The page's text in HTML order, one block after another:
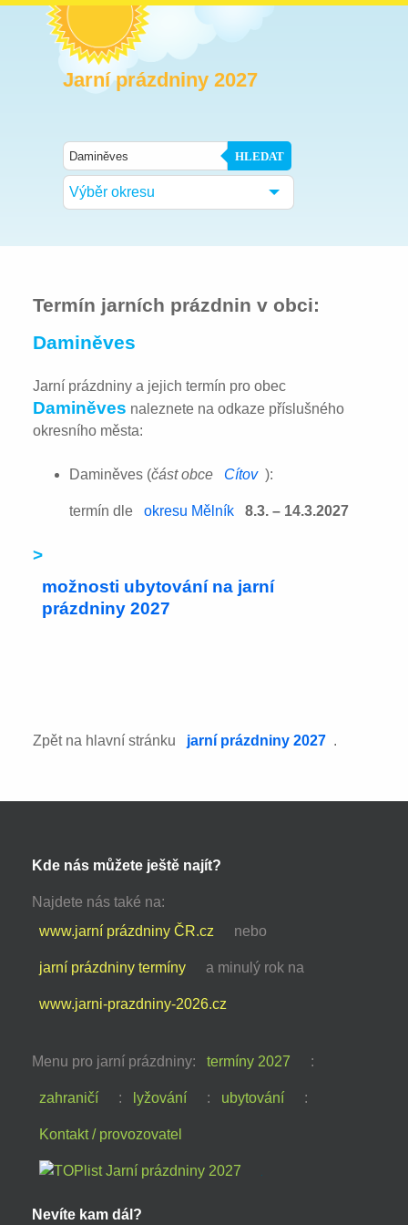
Jarní prázdniny 2027
HLEDAT
Výběr okresu
Termín jarních prázdnin v obci:
Daminěves
Jarní prázdniny a jejich termín pro obec
Daminěves naleznete na odkaze příslušného
okresního města:
Daminěves (část obce Cítov ):
termín dle okresu Mělník 8.3. – 14.3.2027
>
možnosti ubytování na jarní
prázdniny 2027
Zpět na hlavní stránku jarní prázdniny 2027 .
Kde nás můžete ještě najít?
Najdete nás také na:
www.jarní prázdniny ČR.cz
nebo
jarní prázdniny termíny a minulý rok na
www.jarni-prazdniny-2026.cz
Menu pro jarní prázdniny: termíny 2027 :
zahraničí : lyžování : ubytování :
Kontakt / provozovatel
Nevíte kam dál?